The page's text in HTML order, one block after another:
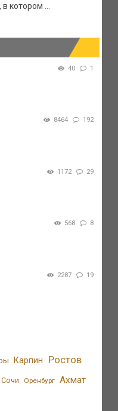
котором ...
40 1
8464 192
1172 29
568 8
2287 19
Карпин Ростов
Сочи Оренбург Ахмат